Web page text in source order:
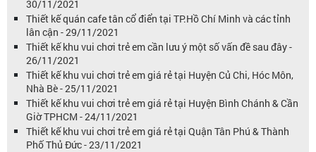
30/11/2021
Thiết kế quán cafe tân cổ điển tại TP.Hồ Chí Minh và các tỉnh
lân cận - 29/11/2021
Thiết kế khu vui chơi trẻ em cần lưu ý một số vấn đề sau đây -
26/11/2021
Thiết kế khu vui chơi trẻ em giá rẻ tại Huyện Củ Chi, Hóc Môn,
Nhà Bè - 25/11/2021
Thiết kế khu vui chơi trẻ em giá rẻ tại Huyện Bình Chánh & Cần
Giờ TPHCM - 24/11/2021
Thiết kế khu vui chơi trẻ em giá rẻ tại Quận Tân Phú & Thành
Phố Thủ Đức - 23/11/2021